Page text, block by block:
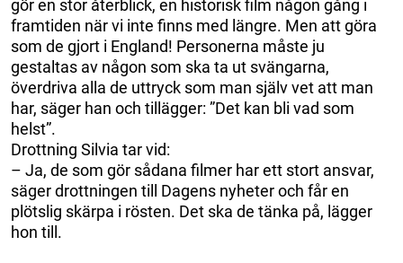
gör en stor återblick, en historisk film någon gång i
framtiden när vi inte finns med längre. Men att göra
som de gjort i England! Personerna måste ju
gestaltas av någon som ska ta ut svängarna,
överdriva alla de uttryck som man själv vet att man
har, säger han och tillägger: ”Det kan bli vad som
helst”.
Drottning Silvia tar vid:
– Ja, de som gör sådana filmer har ett stort ansvar,
säger drottningen till Dagens nyheter och får en
plötslig skärpa i rösten. Det ska de tänka på, lägger
hon till.